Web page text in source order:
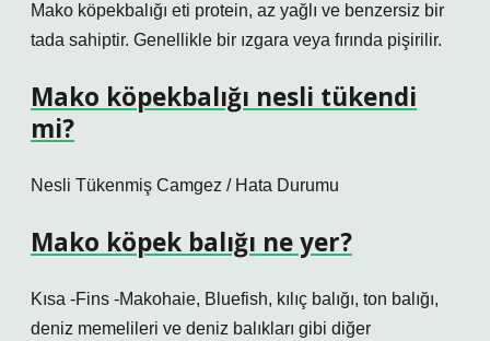
Mako köpekbalığı eti protein, az yağlı ve benzersiz bir
tada sahiptir. Genellikle bir ızgara veya fırında pişirilir.
Mako köpekbalığı nesli tükendi
mi?
Nesli Tükenmiş Camgez / Hata Durumu
Mako köpek balığı ne yer?
Kısa -Fins -Makohaie, Bluefish, kılıç balığı, ton balığı,
deniz memelileri ve deniz balıkları gibi diğer